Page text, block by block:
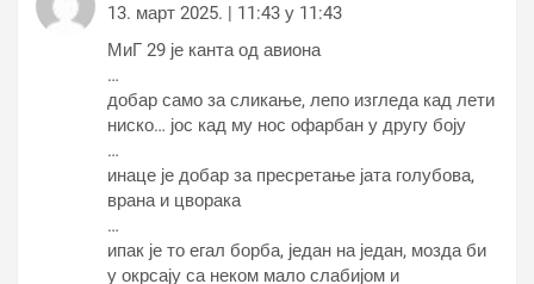
13. март 2025. | 11:43 у 11:43
МиГ 29 је канта од авиона
…
добар само за сликање, лепо изгледа кад лети
ниско… јос кад му нос офарбан у другу боју
…
инаце је добар за пресретање јата голубова,
врана и цворака
…
ипак је то егал борба, један на један, мозда би
у окрсају са неком мало слабијом и